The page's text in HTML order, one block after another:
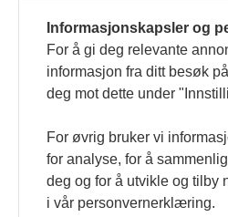
4. august 2026
« Etter at Maduro
Sonia Zapata, jurist
117,8
1. august 2026
Ville ha tilsvart
tilgang. Vi har
Redaksjonen
Informasjonskapsler og
For å gi deg relevante
informasjon fra ditt besøk
deg mot dette under
For øvrig bruker vi
for analyse, for å
deg og for å utvikle og tilby
i vår personvernerklæring.